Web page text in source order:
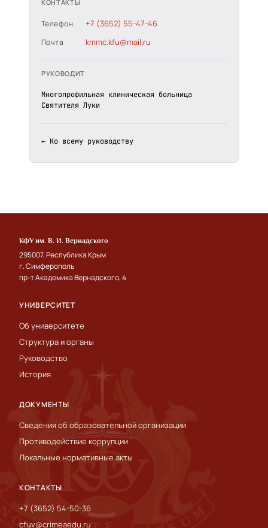
КОНТАКТЫ
Телефон +7 (3652) 55-47-46
Почта kmmc.kfu@mail.ru
РУКОВОДИТ
Многопрофильная клиническая больница
Святителя Луки
← Ко всему руководству
КФУ им. В. И. Вернадского
295007, Республика Крым
г. Симферополь
пр-т Академика Вернадского, 4
УНИВЕРСИТЕТ
Об университете
Структура и органы
Руководство
История
ДОКУМЕНТЫ
Сведения об образовательной организации
Противодействие коррупции
Локальные нормативные акты
КОНТАКТЫ
+7 (3652) 54-50-36
cfuv@crimeaedu.ru